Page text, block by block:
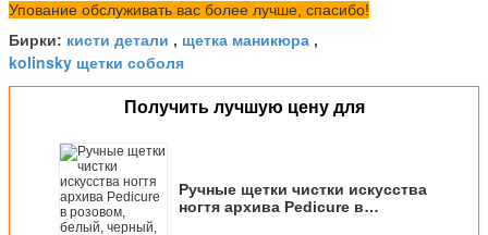
Упование обслуживать вас более лучше, спасибо!
Бирки: кисти детали , щетка маникюра ,
kolinsky щетки соболя
Получить лучшую цену для
Ручные щетки чистки искусства
ногтя архива Pedicure в